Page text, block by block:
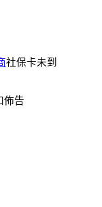
社保卡未到
佈告